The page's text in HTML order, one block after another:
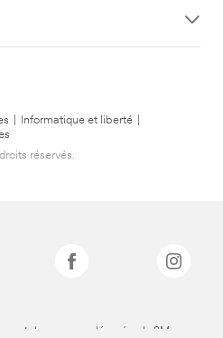
Informatique et liberté
réservés.
sont des marques déposées de 3M.